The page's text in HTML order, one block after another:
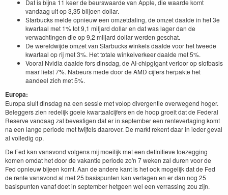
Dat is bijna 11 keer de beurswaarde van Apple, die waarde komt
vandaag uit op 3,35 biljoen dollar.
Starbucks melde opnieuw een omzetdaling, de omzet daalde in het 3e
kwartaal met 1% tot 9,1 miljard dollar en dat was lager dan de
verwachtingen die op 9,2 miljard dollar werden geschat.
De wereldwijde omzet van Starbucks winkels daalde voor het tweede
kwartaal op rij met 3%. Het totale winkelverkeer daalde met 5%.
Vooral Nvidia daalde fors dinsdag, de AI-chipgigant verloor op slotbasis
maar liefst 7%. Nabeurs mede door de AMD cijfers herpakte het
aandeel zich met 5%.
Europa:
Europa sluit dinsdag na een sessie met volop divergentie overwegend hoger.
Beleggers zien redelijk goeie kwartaalcijfers en de hoop groeit dat de Federal
Reserve vandaag zal bevestigen dat er in september een renteverlaging komt
na een lange periode met twijfels daarover. De markt rekent daar in ieder geval
al volledig op.
De Fed kan vanavond volgens mij moeilijk met een definitieve toezegging
komen omdat het door de vakantie periode zo'n 7 weken zal duren voor de
Fed opnieuw bijeen komt. Aan de andere kant is het ook mogelijk dat de Fed
de rente vanavond al met 25 basispunten kan verlagen en er dan nog 25
basispunten vanaf doet in september hetgeen wel een verrassing zou zijn.